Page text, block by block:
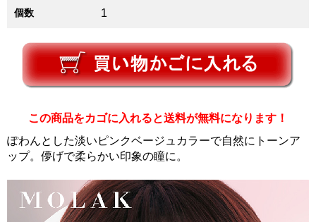
個数 1
この商品をカゴに入れると送料が無料になります！
ぽわんとした淡いピンクベージュカラーで自然にトーンア
ップ。儚げで柔らかい印象の瞳に。